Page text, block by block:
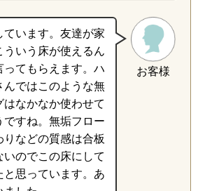
お客様
ています。友達が家
いう床が使えるん
てもらえます。ハ
んではこのような無
なかなか使わせて
ですね。無垢フロー
りなどの質感は合板
のでこの床にして
思っています。あ